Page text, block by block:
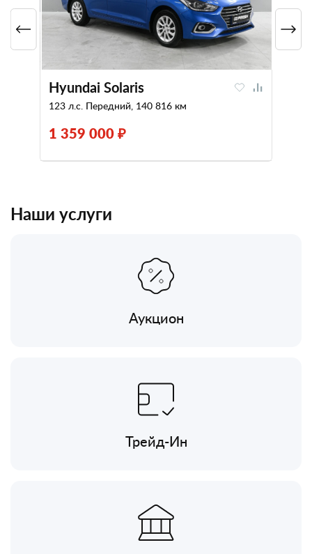
Hyundai Solaris
123 л.с. Передний, 140 816 км
1 359 000 ₽
Наши услуги
Аукцион
Трейд-Ин